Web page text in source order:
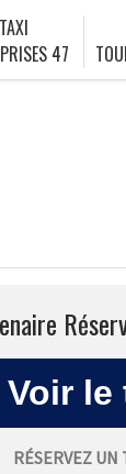
TAXI
47
RÉSERVEZ